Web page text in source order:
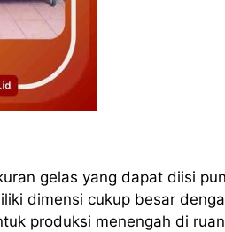
gelas yang dapat diisi pun
dimensi cukup besar
produksi menengah di